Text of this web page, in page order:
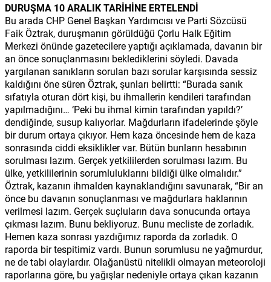
DURUŞMA 10 ARALIK TARİHİNE ERTELENDİ
Bu arada CHP Genel Başkan Yardımcısı ve Parti Sözcüsü
Faik Öztrak, duruşmanın görüldüğü Çorlu Halk Eğitim
Merkezi önünde gazetecilere yaptığı açıklamada, davanın bir
an önce sonuçlanmasını beklediklerini söyledi. Davada
yargılanan sanıkların sorulan bazı sorular karşısında sessiz
kaldığını öne süren Öztrak, şunları belirtti: “Burada sanık
sıfatıyla oturan dört kişi, bu ihmallerin kendileri tarafından
yapılmadığını… ‘Peki bu ihmal kimin tarafından yapıldı?’
dendiğinde, susup kalıyorlar. Mağdurların ifadelerinde şöyle
bir durum ortaya çıkıyor. Hem kaza öncesinde hem de kaza
sonrasında ciddi eksiklikler var. Bütün bunların hesabının
sorulması lazım. Gerçek yetkililerden sorulması lazım. Bu
ülke, yetkililerinin sorumluluklarını bildiği ülke olmalıdır.”
Öztrak, kazanın ihmalden kaynaklandığını savunarak, “Bir an
önce bu davanın sonuçlanması ve mağdurlara haklarının
verilmesi lazım. Gerçek suçluların dava sonucunda ortaya
çıkması lazım. Bunu bekliyoruz. Bunu mecliste de zorladık.
Hemen kaza sonrası yazdığımız raporda da zorladık. O
raporda bir tespitimiz vardı. Bunun sorumlusu ne yağmurdur,
ne de tabi olaylardır. Olağanüstü nitelikli olmayan meteoroloji
raporlarına göre, bu yağışlar nedeniyle ortaya çıkan kazanın